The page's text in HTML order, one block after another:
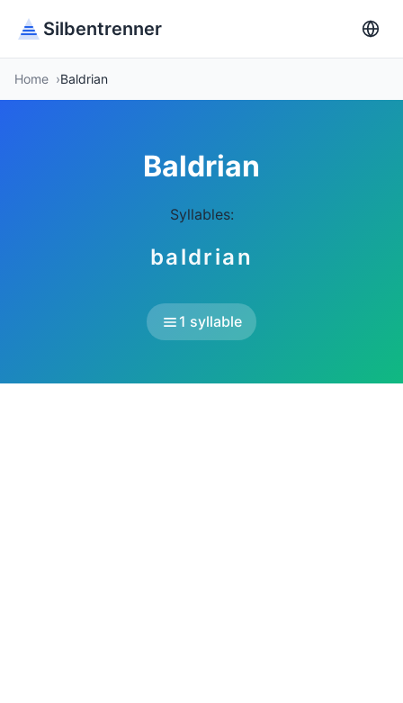
Silbentrenner
Home Baldrian
Baldrian
Syllables:
baldrian
1 syllable